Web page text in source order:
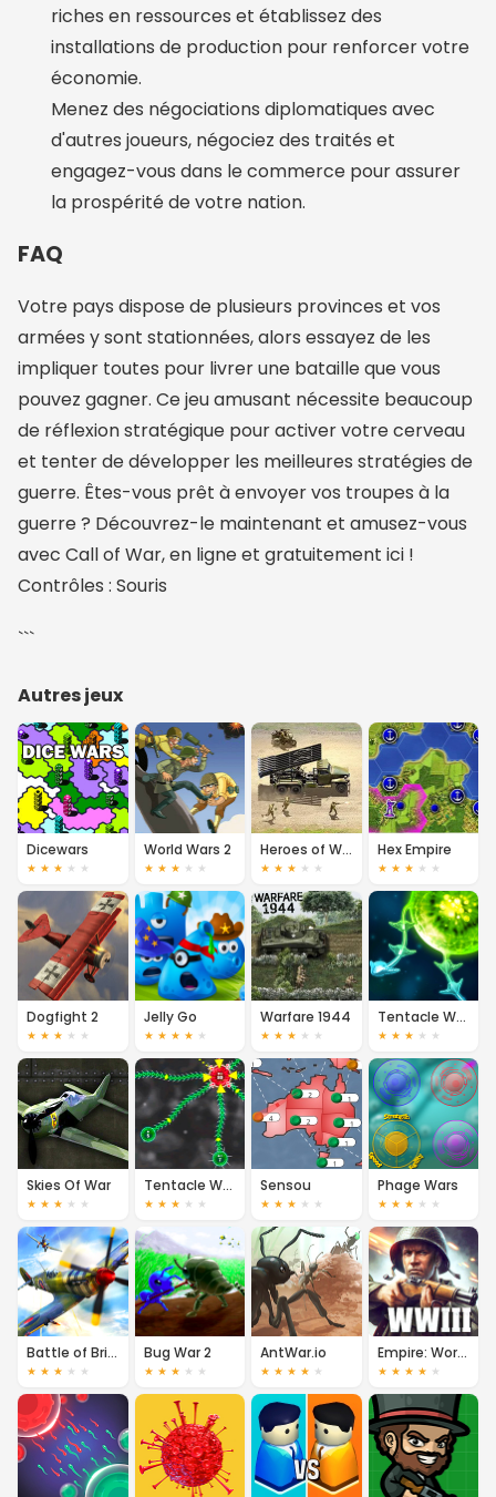
riches en ressources et établissez des
installations de production pour renforcer votre
économie.
Menez des négociations diplomatiques avec
d'autres joueurs, négociez des traités et
engagez-vous dans le commerce pour assurer
la prospérité de votre nation.
FAQ
Votre pays dispose de plusieurs provinces et vos
armées y sont stationnées, alors essayez de les
impliquer toutes pour livrer une bataille que vous
pouvez gagner. Ce jeu amusant nécessite beaucoup
de réflexion stratégique pour activer votre cerveau
et tenter de développer les meilleures stratégies de
guerre. Êtes-vous prêt à envoyer vos troupes à la
guerre ? Découvrez-le maintenant et amusez-vous
avec Call of War, en ligne et gratuitement ici !
Contrôles : Souris
```
Autres jeux
Dicewars
★ ★ ★ ★ ★
World Wars 2
★ ★ ★ ★ ★
Heroes of War
★ ★ ★ ★ ★
Hex Empire
★ ★ ★ ★ ★
Dogfight 2
★ ★ ★ ★ ★
Jelly Go
★ ★ ★ ★ ★
Warfare 1944
★ ★ ★ ★ ★
Tentacle Wars
★ ★ ★ ★ ★
Skies Of War
★ ★ ★ ★ ★
Tentacle Wars The Purple Menace
★ ★ ★ ★ ★
Sensou
★ ★ ★ ★ ★
Phage Wars
★ ★ ★ ★ ★
Battle of Britain
★ ★ ★ ★ ★
Bug War 2
★ ★ ★ ★ ★
AntWar.io
★ ★ ★ ★ ★
Empire: World War 3
★ ★ ★ ★ ★